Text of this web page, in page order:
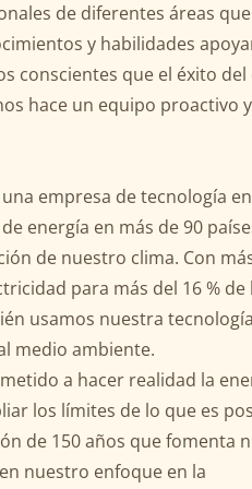
de diferentes áreas
y habilidades
conscientes que el éxito del
hace un equipo proactivo
empresa de tecnología
energía en más de 90
de nuestro clima. Con
para más del 16 % de
usamos nuestra
medio ambiente.
a hacer realidad la
los límites de lo que es
de 150 años que fomenta
nuestro enfoque en la